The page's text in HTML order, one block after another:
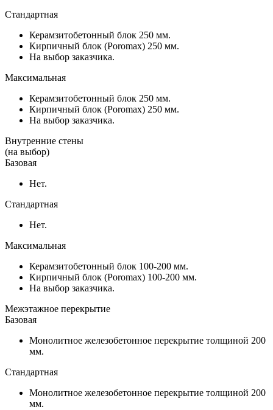
Стандартная
Керамзитобетонный блок 250 мм.
Кирпичный блок (Poromax) 250 мм.
На выбор заказчика.
Максимальная
Керамзитобетонный блок 250 мм.
Кирпичный блок (Poromax) 250 мм.
На выбор заказчика.
Внутренние стены
(на выбор)
Базовая
Нет.
Стандартная
Нет.
Максимальная
Керамзитобетонный блок 100-200 мм.
Кирпичный блок (Poromax) 100-200 мм.
На выбор заказчика.
Межэтажное перекрытие
Базовая
Монолитное железобетонное перекрытие толщиной 200
мм.
Стандартная
Монолитное железобетонное перекрытие толщиной 200
мм.